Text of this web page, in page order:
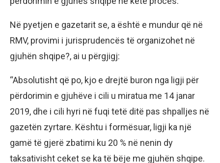
Në pyetjen e gazetarit se, a është e mundur që në
RMV, provimi i jurisprudencës të organizohet në
gjuhën shqipe?, ai u përgjigj:
“Absolutisht që po, kjo e drejtë buron nga ligji për
përdorimin e gjuhëve i cili u miratua me 14 janar
2019, dhe i cili hyri në fuqi tetë ditë pas shpalljes në
gazetën zyrtare. Kështu i formësuar, ligji ka një
gamë të gjerë zbatimi ku 20 % në nenin dy
taksativisht ceket se ka të bëje me gjuhën shqipe.